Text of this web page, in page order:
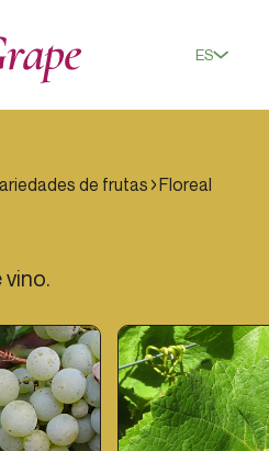
ES
de frutas Floreal